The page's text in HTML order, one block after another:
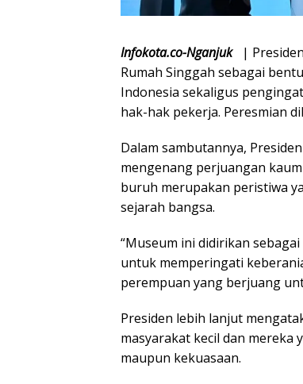
Infokota.co-Nganjuk
|
Rumah Singgah sebagai
Indonesia sekaligus
hak-hak pekerja. Peresmian
Dalam sambutannya,
mengenang perjuangan
buruh merupakan peristiwa
sejarah bangsa.
“Museum ini didirikan
untuk memperingati
perempuan yang berjuang
Presiden lebih lanjut
masyarakat kecil dan mereka
maupun kekuasaan.